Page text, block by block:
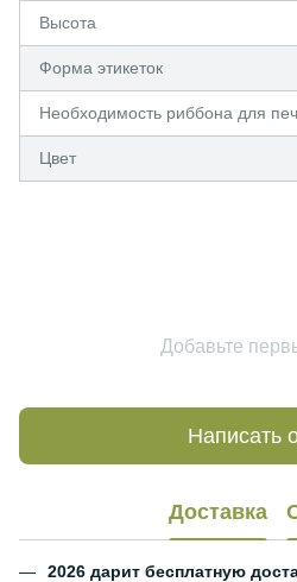
Высота
Форма этикеток
Необходимость риббона для
Цвет
Добавьте
Написать
Доставка
2026 дарит бесплатную